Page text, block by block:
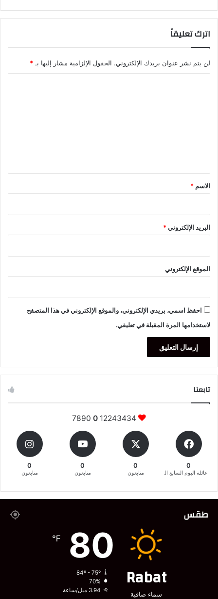
اترك تعليقاً
لن يتم نشر عنوان بريدك الإلكتروني. الحقول الإلزامية مشار إليها بـ *
*
الاسم *
البريد الإلكتروني*
الموقع الإلكتروني
احفظ اسمي، بريدي الإلكتروني، والموقع الإلكتروني في هذا المتصفح
لاستخدامها المرة المقبلة في تعليقي.
تابعنا
12243434
0
0
عائلة اليوم السابع المغربية
0
متابعون
0
متابعون
0
متابعون
طقس
Rabat
سماء صافية
80
℉
84º - 75º
70%
3.94 ميل/ساعة